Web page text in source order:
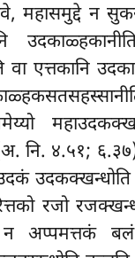
महासमुद्दे न
एत्तकानि
नि. ४.५१; ६.३७)
रजो
न अप्पमत्तकं